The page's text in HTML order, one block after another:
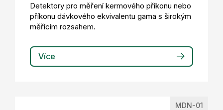
Detektory pro měření kermového příkonu nebo
příkonu dávkového ekvivalentu gama s širokým
měřícím rozsahem.
Více
MDN-01